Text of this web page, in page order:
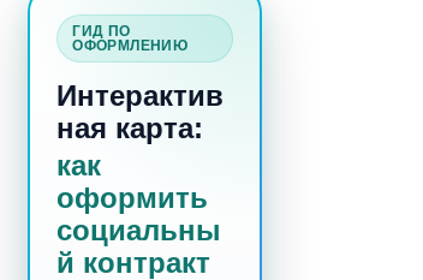
ГИД ПО
ОФОРМЛЕНИЮ
Интерактив
ная карта:
как
оформить
социальны
й контракт